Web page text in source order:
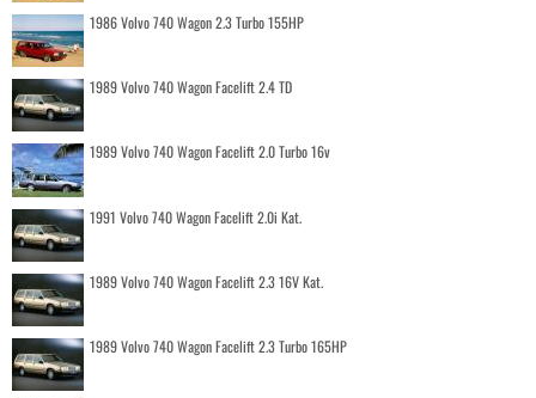
1986 Volvo 740 Wagon 2.3 Turbo 155HP
1989 Volvo 740 Wagon Facelift 2.4 TD
1989 Volvo 740 Wagon Facelift 2.0 Turbo 16v
1991 Volvo 740 Wagon Facelift 2.0i Kat.
1989 Volvo 740 Wagon Facelift 2.3 16V Kat.
1989 Volvo 740 Wagon Facelift 2.3 Turbo 165HP